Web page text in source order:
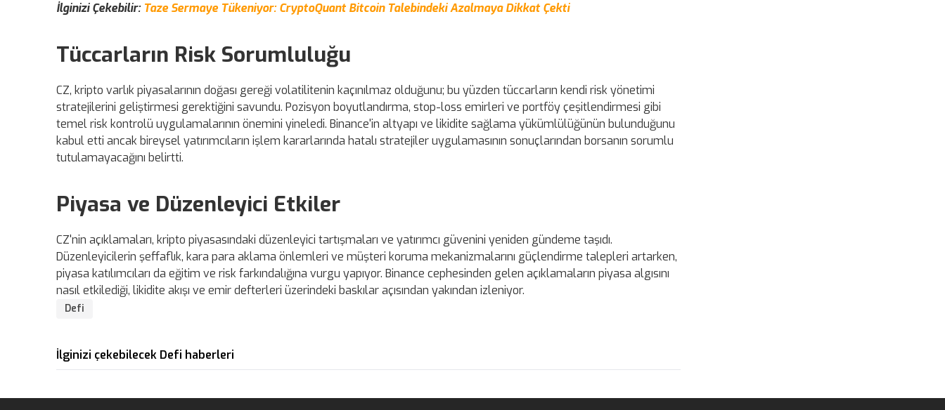
İlginizi Çekebilir: Taze Sermaye Tükeniyor: CryptoQuant Bitcoin Talebindeki Azalmaya Dikkat Çekti
Tüccarların Risk Sorumluluğu
CZ, kripto varlık piyasalarının doğası gereği volatilitenin kaçınılmaz olduğunu; bu yüzden tüccarların kendi risk yönetimi
stratejilerini geliştirmesi gerektiğini savundu. Pozisyon boyutlandırma, stop-loss emirleri ve portföy çeşitlendirmesi gibi
temel risk kontrolü uygulamalarının önemini yineledi. Binance'in altyapı ve likidite sağlama yükümlülüğünün bulunduğunu
kabul etti ancak bireysel yatırımcıların işlem kararlarında hatalı stratejiler uygulamasının sonuçlarından borsanın sorumlu
tutulamayacağını belirtti.
Piyasa ve Düzenleyici Etkiler
CZ'nin açıklamaları, kripto piyasasındaki düzenleyici tartışmaları ve yatırımcı güvenini yeniden gündeme taşıdı.
Düzenleyicilerin şeffaflık, kara para aklama önlemleri ve müşteri koruma mekanizmalarını güçlendirme talepleri artarken,
piyasa katılımcıları da eğitim ve risk farkındalığına vurgu yapıyor. Binance cephesinden gelen açıklamaların piyasa algısını
nasıl etkilediği, likidite akışı ve emir defterleri üzerindeki baskılar açısından yakından izleniyor.
Defi
İlginizi çekebilecek Defi haberleri